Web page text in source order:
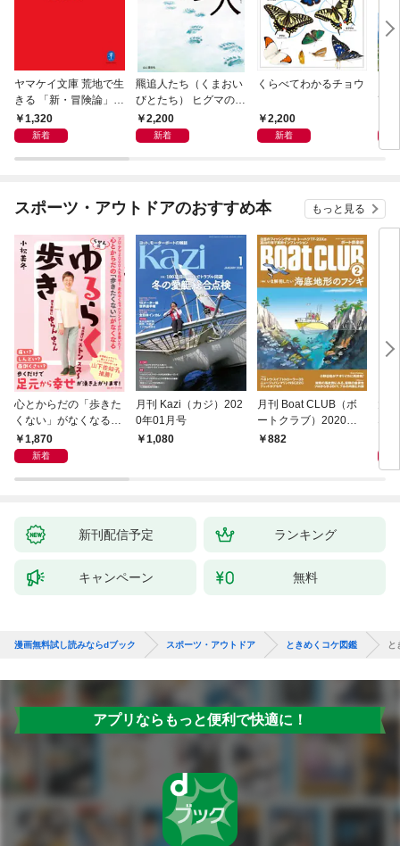
ヤマケイ文庫 荒地で生
きる 「新・冒険論」改
訂1,320
新着
羆追人たち（くまおい
びとたち） ヒグマの虜
になった10人
2,200
新着
くらべてわかるチョウ
2,200
新着
改
スポーツ・アウトドアのおすすめ本 もっと見る
心とからだの「歩きた
くない」がなくなる
らせん流 ゆるらく歩
き
1,870
新着
月刊 Kazi（カジ）202
0年01月号
1,080
月刊 Boat CLUB（ボ
ートクラブ）2020年0
2月号
882
な
と
起
新刊配信予定 ランキング
キャンペーン 無料
漫画無料試し読みならdブック スポーツ・アウトドア ときめくコケ図鑑 と
アプリならもっと便利で快適に！